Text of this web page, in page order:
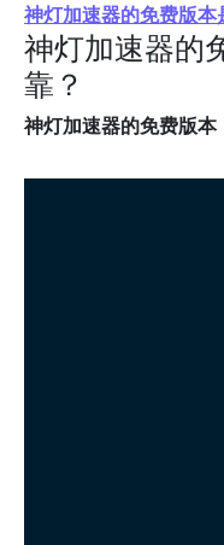
神灯加速器的免费版本
神灯加速器的
靠？
神灯加速器的免费版本